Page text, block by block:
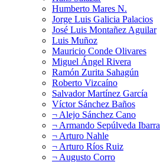
Humberto Mares N.
Jorge Luis Galicia Palacios
José Luis Montañez Aguilar
Luis Muñoz
Mauricio Conde Olivares
Miguel Ángel Rivera
Ramón Zurita Sahagún
Roberto Vizcaíno
Salvador Martínez García
Víctor Sánchez Baños
¬ Alejo Sánchez Cano
¬ Armando Sepúlveda Ibarra
¬ Arturo Nahle
¬ Arturo Ríos Ruiz
¬ Augusto Corro